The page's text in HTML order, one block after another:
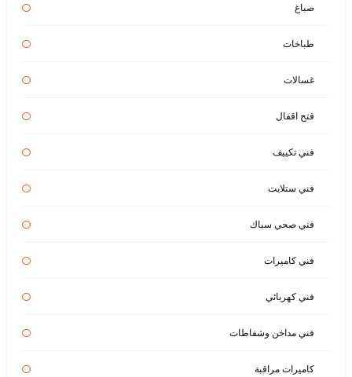
صباغ
طباخات
غسالات
فتح اقفال
فني تكييف
فني ستلايت
فني صحي سباك
فني كاميرات
فني كهربائي
فني مداخن وشفاطات
كاميرات مراقبة